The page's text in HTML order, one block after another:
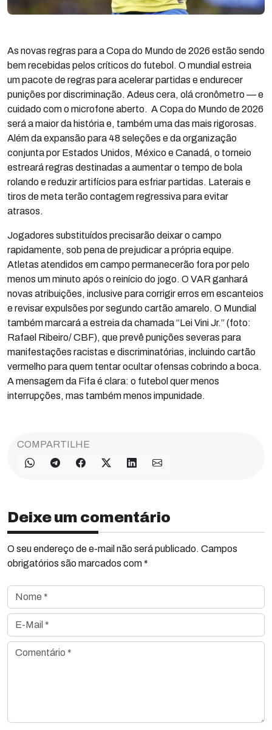
As novas regras para a Copa do Mundo de 2026 estão sendo
bem recebidas pelos críticos do futebol. O mundial estreia
um pacote de regras para acelerar partidas e endurecer
punições por discriminação. Adeus cera, olá cronômetro — e
cuidado com o microfone aberto. A Copa do Mundo de 2026
será a maior da história e, também uma das mais rigorosas.
Além da expansão para 48 seleções e da organização
conjunta por Estados Unidos, México e Canadá, o torneio
estreará regras destinadas a aumentar o tempo de bola
rolando e reduzir artifícios para esfriar partidas. Laterais e
tiros de meta terão contagem regressiva para evitar
atrasos.
Jogadores substituídos precisarão deixar o campo
rapidamente, sob pena de prejudicar a própria equipe.
Atletas atendidos em campo permanecerão fora por pelo
menos um minuto após o reinício do jogo. O VAR ganhará
novas atribuições, inclusive para corrigir erros em escanteios
e revisar expulsões por segundo cartão amarelo. O Mundial
também marcará a estreia da chamada “Lei Vini Jr.” (foto:
Rafael Ribeiro/ CBF), que prevê punições severas para
manifestações racistas e discriminatórias, incluindo cartão
vermelho para quem tentar ocultar ofensas cobrindo a boca.
A mensagem da Fifa é clara: o futebol quer menos
interrupções, mas também menos impunidade.
COMPARTILHE
Deixe um comentário
O seu endereço de e-mail não será publicado. Campos
obrigatórios são marcados com *
Nome *
E-Mail *
Comentário *